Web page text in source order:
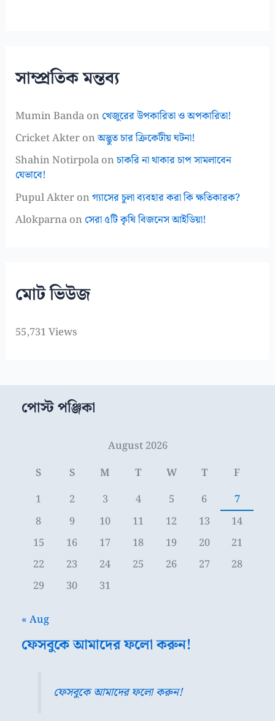
সাম্প্রতিক মন্তব্য
Mumin Bandaon খেজুরের উপকারিতা ও অপকারিতা!
Cricket Akteronঅদ্ভুত চার ক্রিকেটীয় ঘটনা!
Shahin Notirpolaonচাকরি না থাকার চাপ সামলাবেন
যেভাবে!
Pupul Akteronগ্যাসের চুলা ব্যবহার করা কি ক্ষতিকারক?
Alokparnaon সেরা ৫টি কৃষি বিজনেস আইডিয়া!
মোট ভিউজ
55,731 Views
পোস্ট পঞ্জিকা
August 2026
S
S M T W T
F
1
2 3 4 5 6
7
8
9 10 11 12 13
14
15
16 17 18 19 20
21
22
23 24 25 26 27
28
29
30 31
« Aug
ফেসবুকে আমাদের ফলো করুন!
ফেসবুকে আমাদের ফলো করুন!